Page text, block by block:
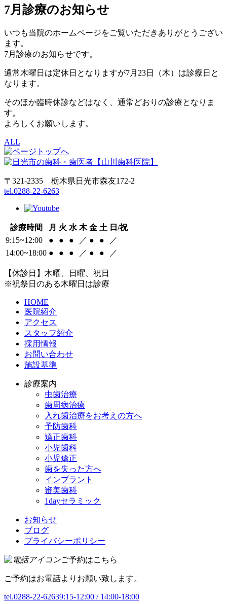
7月診療のお知らせ
いつも当院のホームページをご覧いただきありがとうござい
ます。
7月診療のお知らせです。
通常木曜日は定休日となりますが7月23日（木）は診療日と
なります。
そのほか臨時休診などはなく、通常どおりの診療となりま
す。
よろしくお願いします。
ALL
〒321-2335 栃木県日光市森友172-2
tel.0288-22-6263
診療時間 月 火 水 木 金 土 日/祝
9:15~12:00
● ● ● ／ ● ●
／
14:00~18:00 ● ● ● ／ ● ● ／
【休診日】木曜、日曜、祝日
※祝祭日のある木曜日は診療
HOME
医院紹介
アクセス
スタッフ紹介
採用情報
お問い合わせ
施設基準
診療案内
虫歯治療
歯周病治療
入れ歯治療をお考えの方へ
予防歯科
矯正歯科
小児歯科
小児矯正
歯を失った方へ
インプラント
審美歯科
1dayセラミック
お知らせ
ブログ
プライバシーポリシー
ご予約はこちら
ご予約はお電話よりお願い致します。
tel.0288-22-62639:15-12:00 / 14:00-18:00